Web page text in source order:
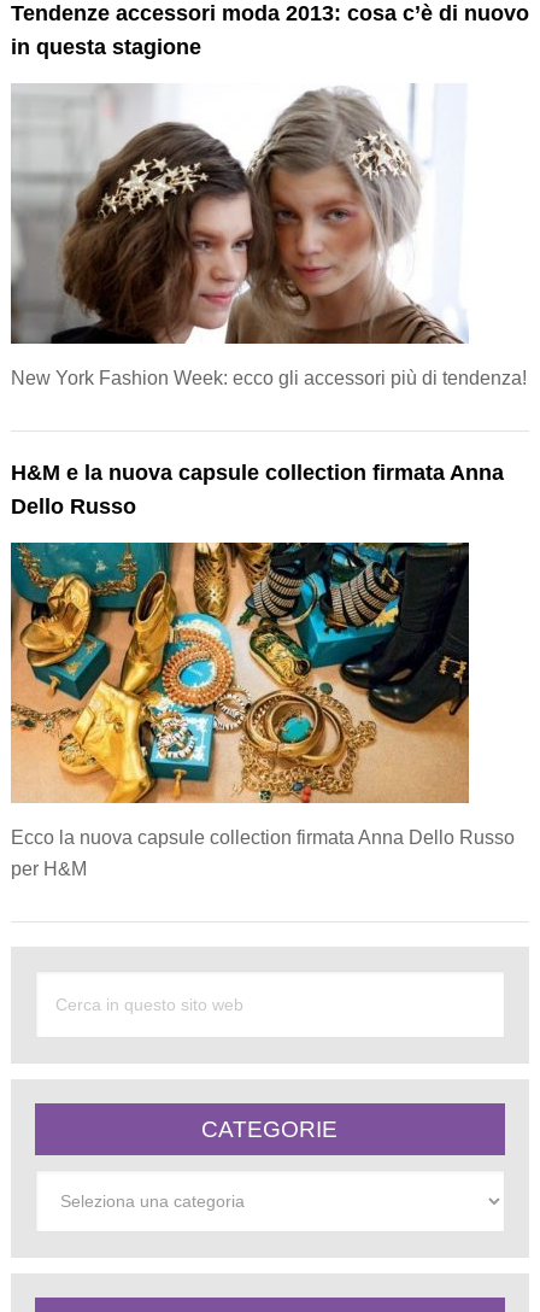
Tendenze accessori moda 2013: cosa c’è di nuovo
in questa stagione
New York Fashion Week: ecco gli accessori più di tendenza!
H&M e la nuova capsule collection firmata Anna
Dello Russo
Ecco la nuova capsule collection firmata Anna Dello Russo
per H&M
CATEGORIE